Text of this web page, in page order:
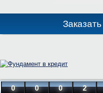
0 0 0 2